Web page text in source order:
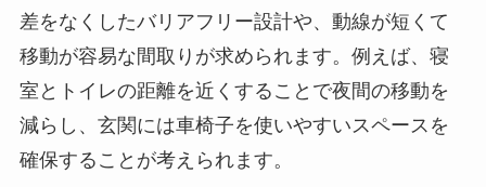
差をなくしたバリアフリー設計や、動線が短くて
移動が容易な間取りが求められます。例えば、寝
室とトイレの距離を近くすることで夜間の移動を
減らし、玄関には車椅子を使いやすいスペースを
確保することが考えられます。